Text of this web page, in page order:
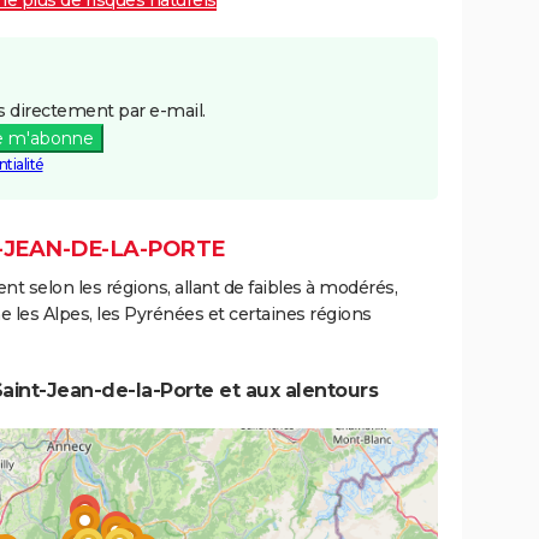
directement par e-mail.
m'abonne
DE-LA-PORTE
selon les régions, allant de faibles à modérés,
les Alpes, les Pyrénées et certaines régions
Jean-de-la-Porte et aux alentours